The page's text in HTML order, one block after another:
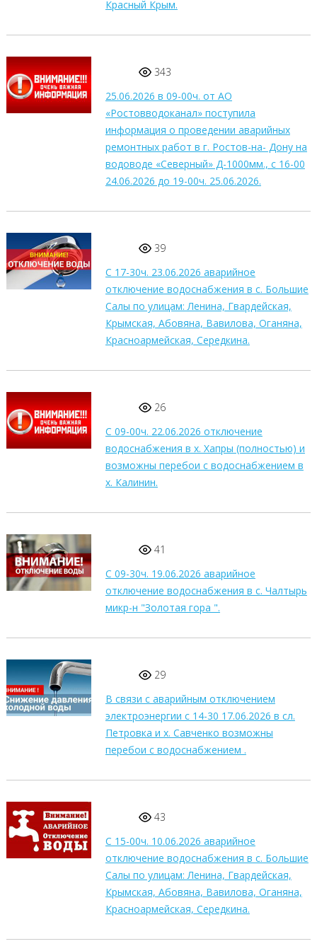
Красный Крым.
343
25.06.2026 в 09-00ч. от АО
«Ростовводоканал» поступила
информация о проведении аварийных
ремонтных работ в г. Ростов-на- Дону на
водоводе «Северный» Д-1000мм., с 16-00
24.06.2026 до 19-00ч. 25.06.2026.
39
С 17-30ч. 23.06.2026 аварийное
отключение водоснабжения в с. Большие
Салы по улицам: Ленина, Гвардейская,
Крымская, Абовяна, Вавилова, Оганяна,
Красноармейская, Середкина.
26
С 09-00ч. 22.06.2026 отключение
водоснабжения в х. Хапры (полностью) и
возможны перебои с водоснабжением в
х. Калинин.
41
С 09-30ч. 19.06.2026 аварийное
отключение водоснабжения в с. Чалтырь
микр-н "Золотая гора ".
29
В связи с аварийным отключением
электроэнергии с 14-30 17.06.2026 в сл.
Петровка и х. Савченко возможны
перебои с водоснабжением .
43
С 15-00ч. 10.06.2026 аварийное
отключение водоснабжения в с. Большие
Салы по улицам: Ленина, Гвардейская,
Крымская, Абовяна, Вавилова, Оганяна,
Красноармейская, Середкина.